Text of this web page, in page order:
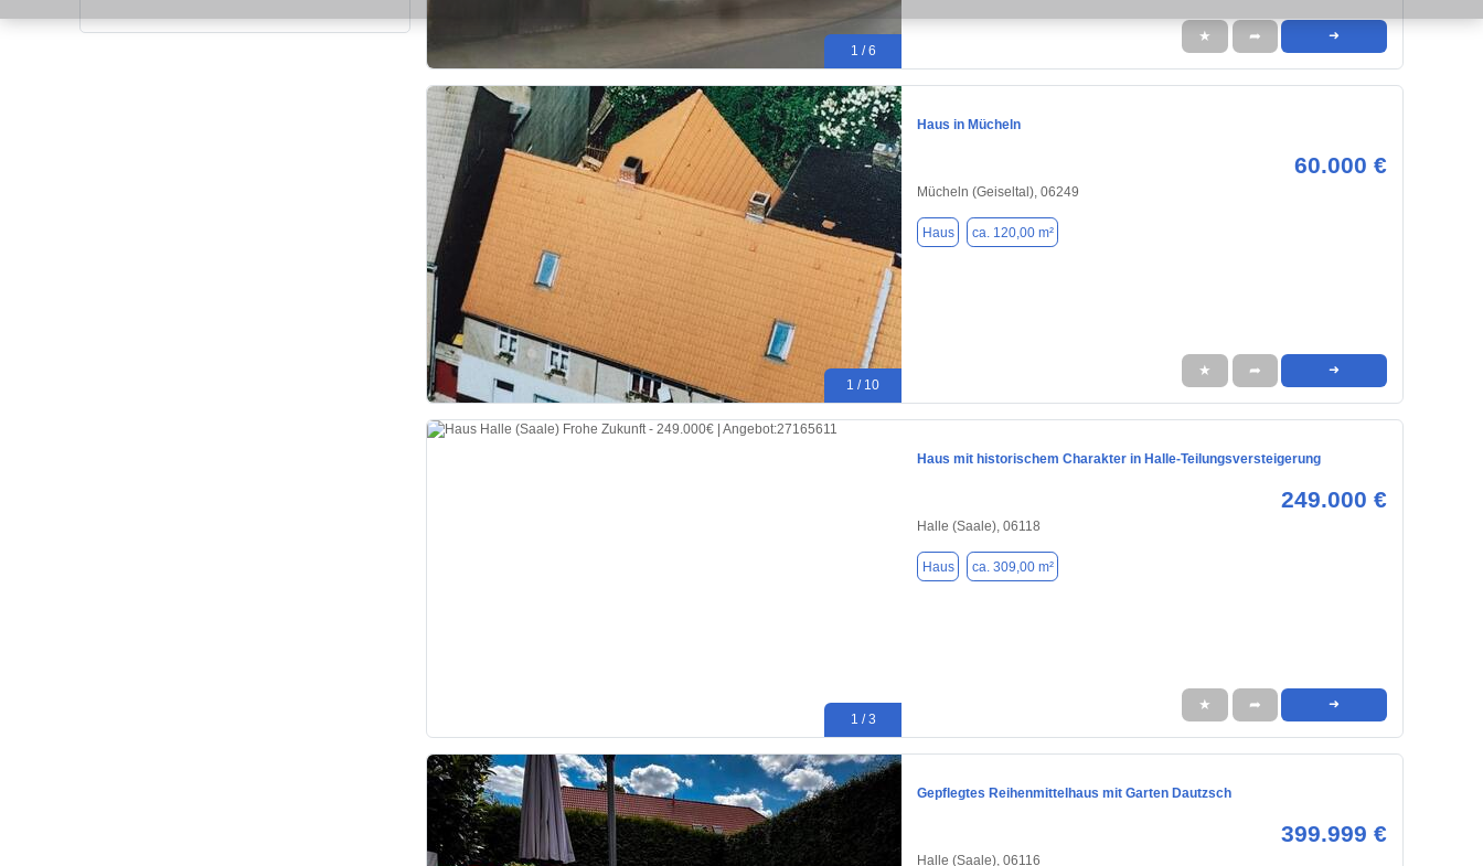
1 / 6
★ ➦ ➜
1 / 10
Haus in Mücheln
60.000 €
Mücheln (Geiseltal), 06249
Haus ca. 120,00 m²
★ ➦ ➜
1 / 3
Haus mit historischem Charakter in Halle-Teilungsversteigerung
249.000 €
Halle (Saale), 06118
Haus ca. 309,00 m²
★ ➦ ➜
Gepflegtes Reihenmittelhaus mit Garten Dautzsch
399.999 €
Halle (Saale), 06116